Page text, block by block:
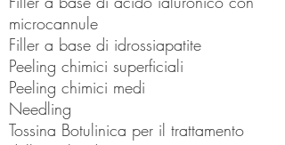
microcannule
Filler a base di idrossiapatite
Peeling chimici superficiali
Peeling chimici medi
Needling
Tossina Botulinica per il trattamento